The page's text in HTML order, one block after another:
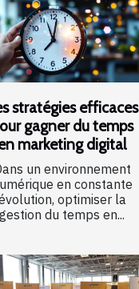
stratégies efficaces
gagner du temps
marketing digital
un environnement
en constante
optimiser la
gestion du temps en...